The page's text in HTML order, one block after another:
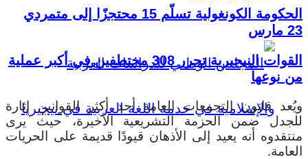
الحكومة الكونغولية تسلّم 15 محتجزًا إلى متمردي
23 مارس
القوات النيجيرية تحرر 308 مختطفين في أكبر عملية
من نوعها
ويُعد قانون التجمعات العامة أحد أكثر القوانين إثارة
للجدل ضمن الحزمة التشريعية الأخيرة، حيث يرى
منتقدوه أنه يعيد إلى الأذهان قيودًا قديمة على الحريات
العامة.